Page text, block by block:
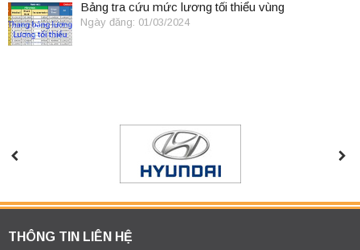
Bảng tra cứu mức lương tối thiểu vùng
Ngày đăng: 01/03/2024
THÔNG TIN LIÊN HỆ